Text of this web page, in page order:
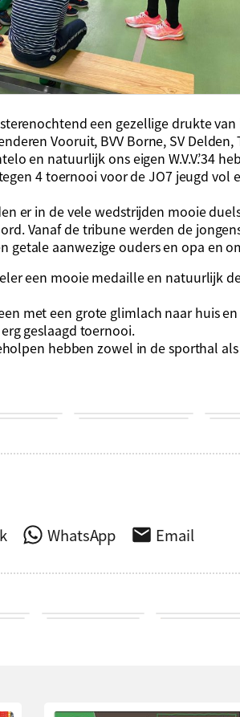
een gezellige drukte van
Vooruit, BVV Borne, SV Delden,
en natuurlijk ons eigen W.V.V.’34
4 toernooi voor de JO7 jeugd vol
er in de vele wedstrijden mooie
Vanaf de tribune werden de
aanwezige ouders en opa en
een mooie medaille en natuurlijk
met een grote glimlach naar huis
erg geslaagd toernooi.
hebben zowel in de sporthal
WhatsApp Email